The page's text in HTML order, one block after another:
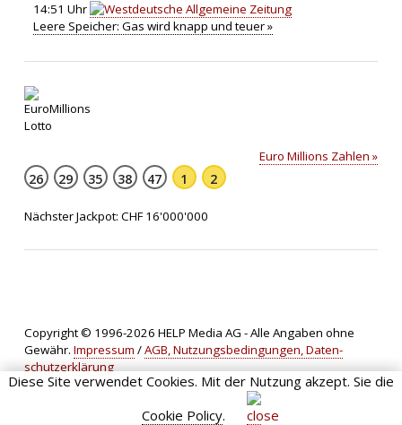
14:51 Uhr
Leere Speicher: Gas wird knapp und teuer »
Euro Millions Zahlen »
26 29 35 38 47 1 2
Nächster Jackpot: CHF 16'000'000
Copyright © 1996-2026 HELP Media AG - Alle Angaben ohne
Gewähr. Impressum /AGB, Nut­zungs­bedin­gungen, Daten­
schutz­er­klärung
Diese Site verwendet Cookies. Mit der Nutzung akzept. Sie die
Cookie Policy.